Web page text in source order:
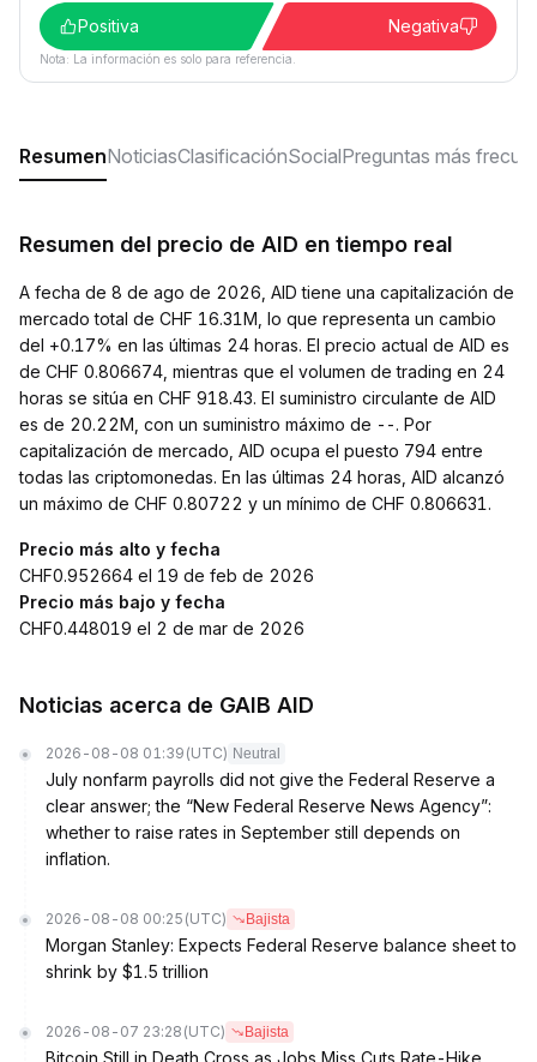
Positiva
Negativa
Nota: La información es solo para referencia.
ResumenNoticiasClasificaciónSocialPreguntas más
Resumen del precio de AID en tiempo real
A fecha de 8 de ago de 2026, AID tiene una capitalización de
mercado total de CHF 16.31M, lo que representa un cambio
del +0.17% en las últimas 24 horas. El precio actual de AID es
de CHF 0.806674, mientras que el volumen de trading en 24
horas se sitúa en CHF 918.43. El suministro circulante de AID
es de 20.22M, con un suministro máximo de --. Por
capitalización de mercado, AID ocupa el puesto 794 entre
todas las criptomonedas. En las últimas 24 horas, AID alcanzó
un máximo de CHF 0.80722 y un mínimo de CHF 0.806631.
Precio más alto y fecha
CHF0.952664 el 19 de feb de 2026
Precio más bajo y fecha
CHF0.448019 el 2 de mar de 2026
Noticias acerca de GAIB AID
2026-08-08 01:39 (UTC) Neutral
July nonfarm payrolls did not give the Federal Reserve a
clear answer; the “New Federal Reserve News Agency”:
whether to raise rates in September still depends on
inflation.
2026-08-08 00:25 (UTC) Bajista
Morgan Stanley: Expects Federal Reserve balance sheet to
shrink by $1.5 trillion
2026-08-07 23:28 (UTC) Bajista
Bitcoin Still in Death Cross as Jobs Miss Cuts Rate-Hike